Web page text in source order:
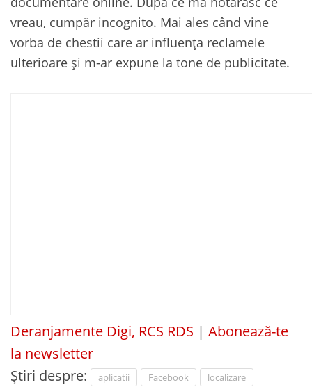
vreau, cumpăr incognito. Mai ales când vine
vorba de chestii care ar influența reclamele
ulterioare și m-ar expune la tone de publicitate.
Deranjamente Digi, RCS RDS | Abonează-te
la newsletter
Știri despre:
aplicatii Facebook localizare